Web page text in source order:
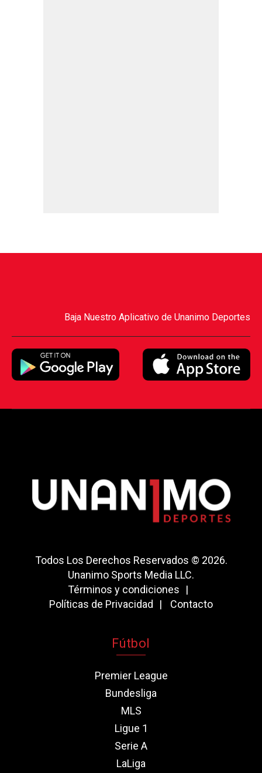
Baja Nuestro Aplicativo de Unanimo Deportes
Todos Los Derechos Reservados © 2026.
Unanimo Sports Media LLC.
Términos y condiciones
Políticas de Privacidad
Contacto
Fútbol
Premier League
Bundesliga
MLS
Ligue 1
Serie A
LaLiga